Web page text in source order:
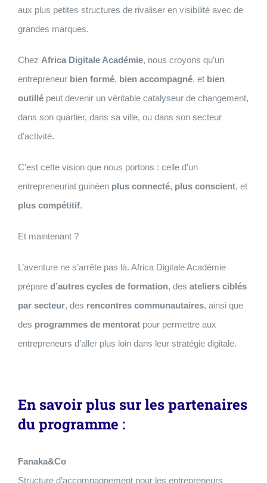
aux plus petites structures de rivaliser en visibilité avec de
grandes marques.
Chez Africa Digitale Académie, nous croyons qu’un
entrepreneur bien formé, bien accompagné, et bien
outillépeut devenir un véritable catalyseur de changement,
dans son quartier, dans sa ville, ou dans son secteur
d’activité.
C’est cette vision que nous portons : celle d’un
entrepreneuriat guinéen plus connecté, plus conscient, et
plus compétitif.
Et maintenant ?
L’aventure ne s’arrête pas là. Africa Digitale Académie
prépare d’autres cycles de formation, des ateliers ciblés
par secteur, des rencontres communautaires, ainsi que
des programmes de mentoratpour permettre aux
entrepreneurs d’aller plus loin dans leur stratégie digitale.
En savoir plus sur les partenaires
du programme :
Fanaka&Co
Structure d’accompagnement pour les entrepreneurs